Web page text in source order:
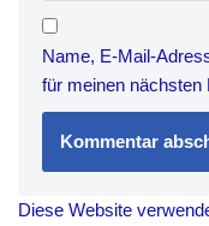
Name, E-Mail-
für meinen nächsten
Diese Website